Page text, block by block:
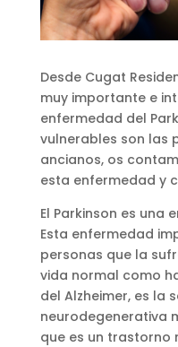
Desde Cugat
muy importante e
enfermedad del
vulnerables son las
ancianos, os
esta enfermedad y
El Parkinson es una
Esta enfermedad
personas que la
vida normal como
del Alzheimer, es la
neurodegenerativa
que es un trastorno